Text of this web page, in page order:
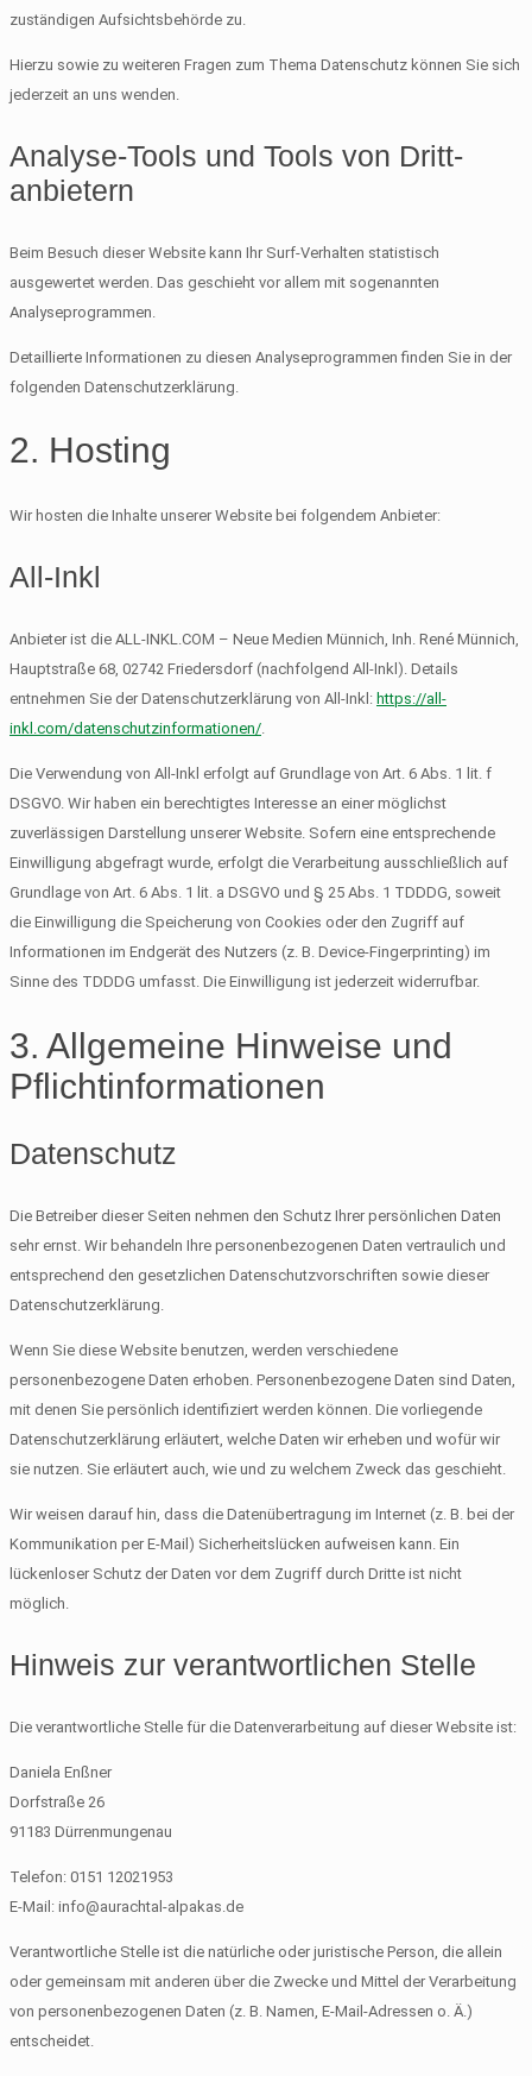
zuständigen Aufsichtsbehörde zu.
Hierzu sowie zu weiteren Fragen zum Thema Datenschutz können Sie sich
jederzeit an uns wenden.
Analyse-Tools und Tools von Dritt­
anbietern
Beim Besuch dieser Website kann Ihr Surf-Verhalten statistisch
ausgewertet werden. Das geschieht vor allem mit sogenannten
Analyseprogrammen.
Detaillierte Informationen zu diesen Analyseprogrammen finden Sie in der
folgenden Datenschutzerklärung.
2. Hosting
Wir hosten die Inhalte unserer Website bei folgendem Anbieter:
All-Inkl
Anbieter ist die ALL-INKL.COM – Neue Medien Münnich, Inh. René Münnich,
Hauptstraße 68, 02742 Friedersdorf (nachfolgend All-Inkl). Details
entnehmen Sie der Datenschutzerklärung von All-Inkl: https://all-
inkl.com/datenschutzinformationen/.
Die Verwendung von All-Inkl erfolgt auf Grundlage von Art. 6 Abs. 1 lit. f
DSGVO. Wir haben ein berechtigtes Interesse an einer möglichst
zuverlässigen Darstellung unserer Website. Sofern eine entsprechende
Einwilligung abgefragt wurde, erfolgt die Verarbeitung ausschließlich auf
Grundlage von Art. 6 Abs. 1 lit. a DSGVO und § 25 Abs. 1 TDDDG, soweit
die Einwilligung die Speicherung von Cookies oder den Zugriff auf
Informationen im Endgerät des Nutzers (z. B. Device-Fingerprinting) im
Sinne des TDDDG umfasst. Die Einwilligung ist jederzeit widerrufbar.
3. Allgemeine Hinweise und
Pflicht­informationen
Datenschutz
Die Betreiber dieser Seiten nehmen den Schutz Ihrer persönlichen Daten
sehr ernst. Wir behandeln Ihre personenbezogenen Daten vertraulich und
entsprechend den gesetzlichen Datenschutzvorschriften sowie dieser
Datenschutzerklärung.
Wenn Sie diese Website benutzen, werden verschiedene
personenbezogene Daten erhoben. Personenbezogene Daten sind Daten,
mit denen Sie persönlich identifiziert werden können. Die vorliegende
Datenschutzerklärung erläutert, welche Daten wir erheben und wofür wir
sie nutzen. Sie erläutert auch, wie und zu welchem Zweck das geschieht.
Wir weisen darauf hin, dass die Datenübertragung im Internet (z. B. bei der
Kommunikation per E-Mail) Sicherheitslücken aufweisen kann. Ein
lückenloser Schutz der Daten vor dem Zugriff durch Dritte ist nicht
möglich.
Hinweis zur verantwortlichen Stelle
Die verantwortliche Stelle für die Datenverarbeitung auf dieser Website ist:
Daniela Enßner
Dorfstraße 26
91183 Dürrenmungenau
Telefon: 0151 12021953
E-Mail: info@aurachtal-alpakas.de
Verantwortliche Stelle ist die natürliche oder juristische Person, die allein
oder gemeinsam mit anderen über die Zwecke und Mittel der Verarbeitung
von personenbezogenen Daten (z. B. Namen, E-Mail-Adressen o. Ä.)
entscheidet.